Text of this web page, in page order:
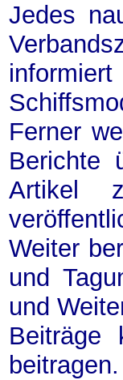
Jedes
Ferner
Berichte
Artikel
Weiter
und
und
Beiträge
beitragen.